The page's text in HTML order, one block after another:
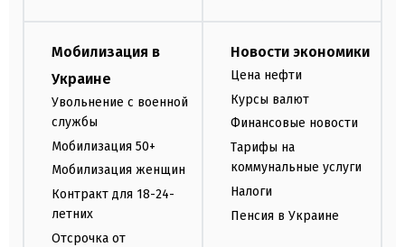
Мобилизация в
Украине
Увольнение с военной
службы
Мобилизация 50+
Мобилизация женщин
Контракт для 18-24-
летних
Отсрочка от
Новости экономики
Цена нефти
Курсы валют
Финансовые новости
Тарифы на
коммунальные услуги
Налоги
Пенсия в Украине